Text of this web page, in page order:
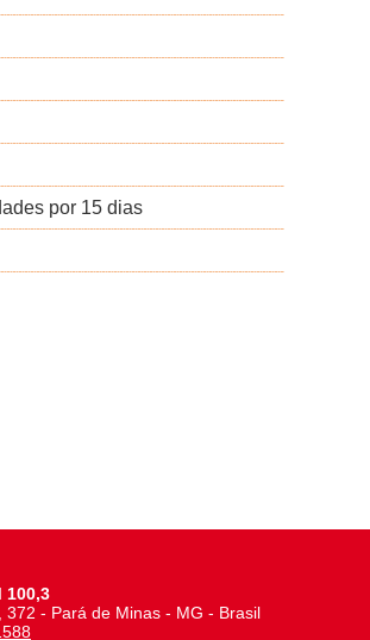
por 15 dias
100,3
372 - Pará de Minas - MG - Brasil